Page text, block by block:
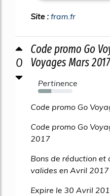
Site : fram.fr
0
Code promo Go
Voyages Mars 2017
Pertinence
39%
Code promo Go
Code promo Go
2017
Bons de réduction et
valides en Avril 2017
Expire le 30 Avril